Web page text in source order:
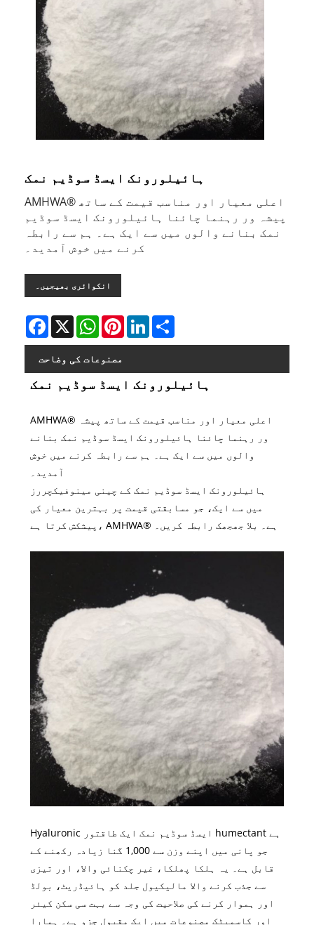
ہائیلورونک ایسڈ سوڈیم نمک
AMHWA® اعلی معیار اور مناسب قیمت کے ساتھ
پیشہ ور رہنما چائنا ہائیلورونک ایسڈ سوڈیم
نمک بنانے والوں میں سے ایک ہے۔ ہم سے رابطہ
کرنے میں خوش آمدید۔
انکوائری بھیجیں۔
Facebook
X WhatsAppPinterestLinkedIn
مصنوعات کی وضاحت
ہائیلورونک ایسڈ سوڈیم نمک
AMHWA® اعلی معیار اور مناسب قیمت کے ساتھ پیشہ
ور رہنما چائنا ہائیلورونک ایسڈ سوڈیم نمک بنانے
والوں میں سے ایک ہے۔ ہم سے رابطہ کرنے میں خوش
آمدید۔
ہائیلورونک ایسڈ سوڈیم نمک کے چینی مینوفیکچررز
میں سے ایک، جو مسابقتی قیمت پر بہترین معیار کی
پیشکش کرتا ہے، AMHWA® ہے۔ بلا جھجھک رابطہ کریں۔
Hyaluronic ایسڈ سوڈیم نمک ایک طاقتور humectant ہے
جو پانی میں اپنے وزن سے 1,000 گنا زیادہ رکھنے کے
قابل ہے۔ یہ ہلکا پھلکا، غیر چکنائی والا، اور تیزی
سے جذب کرنے والا مالیکیول جلد کو ہائیڈریٹ، بولڈ
اور ہموار کرنے کی صلاحیت کی وجہ سے بہت سی سکن کیئر
اور کاسمیٹک مصنوعات میں ایک مقبول جزو ہے۔ ہمارا